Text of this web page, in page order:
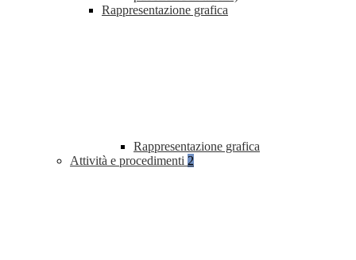
Rappresentazione grafica
Rappresentazione grafica
Attività e procedimenti 2